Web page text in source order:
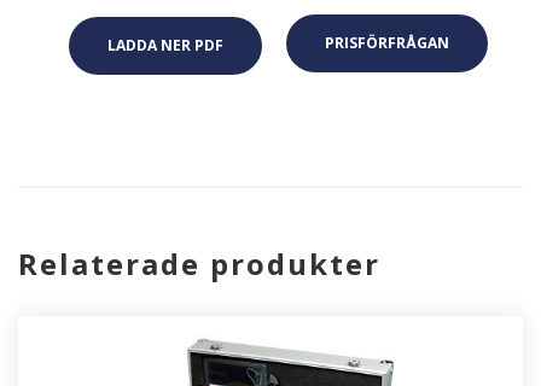
LADDA NER PDF PRISFÖRFRÅGAN
Relaterade produkter